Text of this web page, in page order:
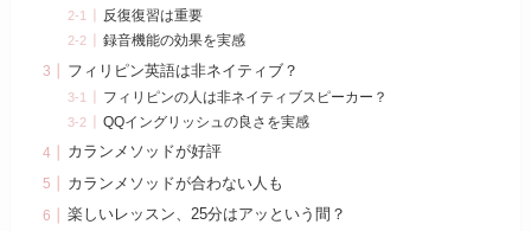
反復復習は重要
録音機能の効果を実感
フィリピン英語は非ネイティブ？
フィリピンの人は非ネイティブスピーカー？
QQイングリッシュの良さを実感
カランメソッドが好評
カランメソッドが合わない人も
楽しいレッスン、25分はアッという間？